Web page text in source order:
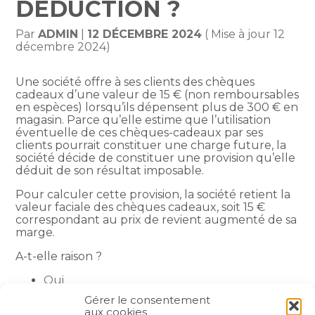
Gérer le consentement
aux cookies
DÉDUCTION ?
ParADMIN 12 DÉCEMBRE 2024 ( Mise à jour 12
décembre 2024)
Une société offre à ses clients des chèques
cadeaux d’une valeur de 15 € (non remboursables
en espèces) lorsqu’ils dépensent plus de 300 € en
magasin. Parce qu’elle estime que l’utilisation
éventuelle de ces chèques-cadeaux par ses
clients pourrait constituer une charge future, la
société décide de constituer une provision qu’elle
déduit de son résultat imposable.
Pour calculer cette provision, la société retient la
valeur faciale des chèques cadeaux, soit 15 €
correspondant au prix de revient augmenté de sa
marge.
A-t-elle raison ?
Oui